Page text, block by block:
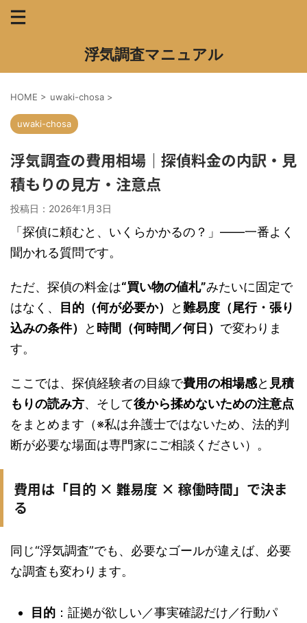
浮気調査マニュアル
HOME > uwaki-chosa >
uwaki-chosa
浮気調査の費用相場｜探偵料金の内訳・見
積もりの見方・注意点
投稿日： 2026年1月3日
「探偵に頼むと、いくらかかるの？」——一番よく
聞かれる質問です。
ただ、探偵の料金は“買い物の値札”みたいに固定で
はなく、
目的（何が必要か） と難易度（尾行・張り
込みの条件）
と 時間（何時間／何日） で変わりま
す。
ここでは、探偵経験者の目線で費用の相場感と 見積
もりの読み方、そして後から揉めないための注意点
をまとめます（※私は弁護士ではないため、法的判
断が必要な場面は専門家にご相談ください）。
費用は「目的 × 難易度 × 稼働時間」で決ま
る
同じ“浮気調査”でも、必要なゴールが違えば、必要
な調査も変わります。
目的 ：証拠が欲しい／事実確認だけ／行動パ